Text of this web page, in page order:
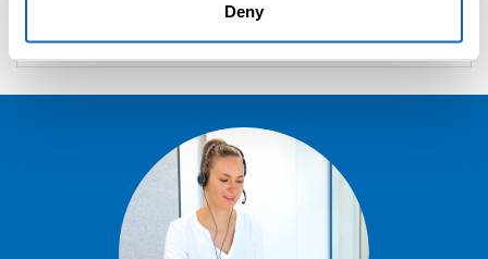
Deny
und/oder Farben sind in handelsüblichen Mengen ab
Lager verfügbar.